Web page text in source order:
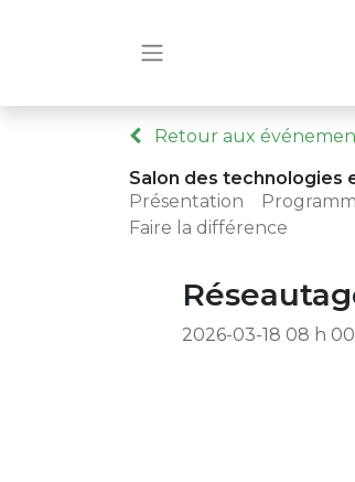
Retour aux
Salon des technologies
Présentation
Faire la différence
2026-03-18 08 h 00